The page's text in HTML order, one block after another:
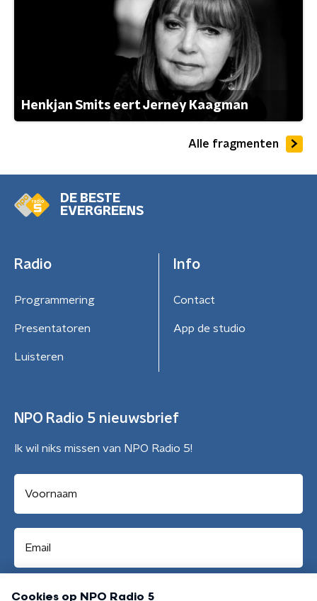
Henkjan Smits eert Jerney Kaagman
Alle fragmenten
DE BESTE
EVERGREENS
Radio
Programmering
Presentatoren
Luisteren
Info
Contact
App de studio
NPO Radio 5 nieuwsbrief
Ik wil niks missen van NPO Radio 5!
Aanmelden